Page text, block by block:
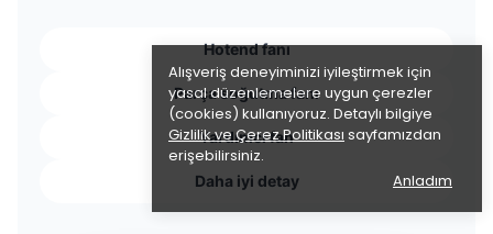
Alışveriş deneyiminizi iyileştirmek için
yasal düzenlemelere uygun çerezler
(cookies) kullanıyoruz. Detaylı bilgiye
Gizlilik ve Çerez Politikası sayfamızdan
erişebilirsiniz.
Anladım
Hotend fanı
Parça soğutma fanı
Yardımcı fan
Daha iyi detay